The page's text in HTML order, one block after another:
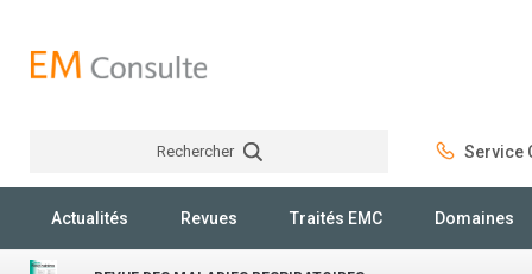
Rechercher Service
Actualités Revues Traités EMC Domaines